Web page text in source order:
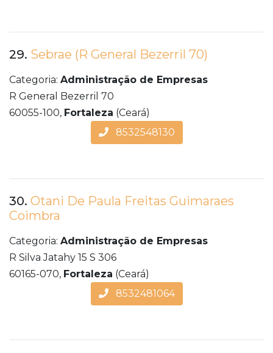
29. Sebrae (R General Bezerril 70)
Categoria: Administração de Empresas
R General Bezerril 70
60055-100, Fortaleza (Ceará)
8532548130
30. Otani De Paula Freitas Guimaraes
Coimbra
Categoria: Administração de Empresas
R Silva Jatahy 15 S 306
60165-070, Fortaleza (Ceará)
8532481064